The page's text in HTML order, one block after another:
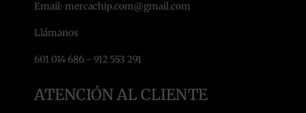
Email: mercachip.com@gmail.com
Llámanos
601 014 686 - 912 553 291
ATENCIÓN AL CLIENTE